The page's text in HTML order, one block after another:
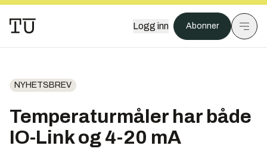
Logg inn Abonner
NYHETSBREV
Temperaturmåler har både
IO-Link og 4-20 mA